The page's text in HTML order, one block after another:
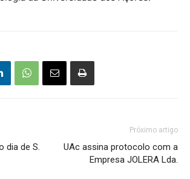
dia de S.
Próximo artigo
UAc assina protocolo com a
Empresa JOLERA Lda.